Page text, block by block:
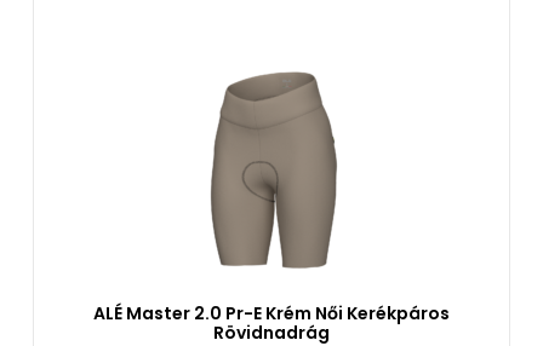
ALÉ Master 2.0 Pr-E Krém Női Kerékpáros
Rövidnadrág